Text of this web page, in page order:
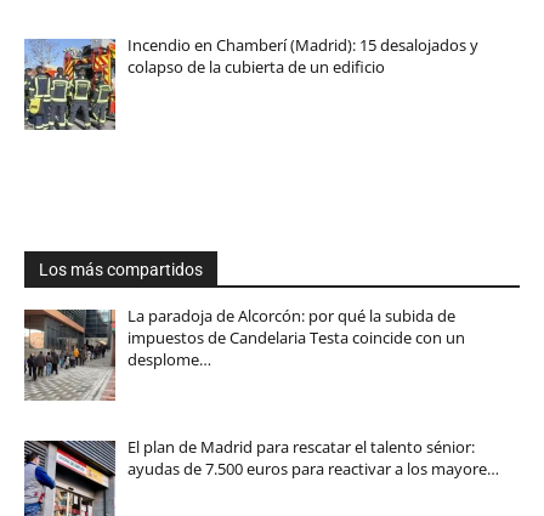
Incendio en Chamberí (Madrid): 15 desalojados y
colapso de la cubierta de un edificio
Los más compartidos
La paradoja de Alcorcón: por qué la subida de
impuestos de Candelaria Testa coincide con un
desplome…
El plan de Madrid para rescatar el talento sénior:
ayudas de 7.500 euros para reactivar a los mayore…